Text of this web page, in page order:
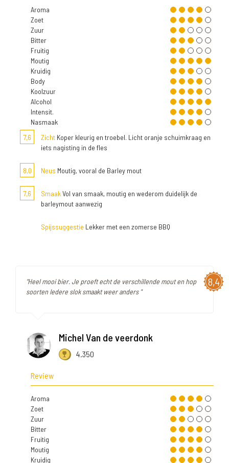
Aroma
Zoet
Zuur
Bitter
Fruitig
Moutig
Kruidig
Body
Koolzuur
Alcohol
Intensit.
Nasmaak
7,6
Zicht Koper kleurig en troebel. Licht oranje schuimkraag en
iets nagisting in de fles
8,0 Neus Moutig, vooral de Barley mout
7,6 SmaakVol van smaak, moutig en wederom duidelijk de
barleymout aanwezig
Spijssuggestie Lekker met een zomerse BBQ
8,4
"Heel mooi bier. Je proeft echt de verschillende mout en hop
soorten Iedere slok smaakt weer anders "
Michel Van de veerdonk
4.350
Review
Aroma
Zoet
Zuur
Bitter
Fruitig
Moutig
Kruidig